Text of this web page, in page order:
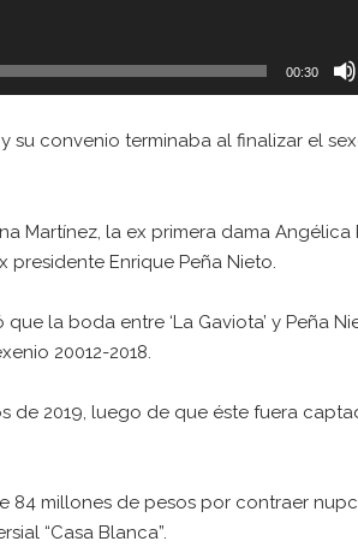
00:30
su convenio terminaba al finalizar el
Martínez, la ex primera dama Angélica
Enrique Peña Nieto.
la boda entre ‘La Gaviota’ y Peña
20012-2018.
de 2019, luego de que éste fuera
84 millones de pesos por contraer
“Casa Blanca”.